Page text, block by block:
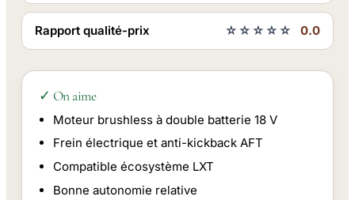
Rapport qualité-prix ☆☆☆☆☆ 0.0
✓ On aime
Moteur brushless à double batterie 18 V
Frein électrique et anti-kickback AFT
Compatible écosystème LXT
Bonne autonomie relative